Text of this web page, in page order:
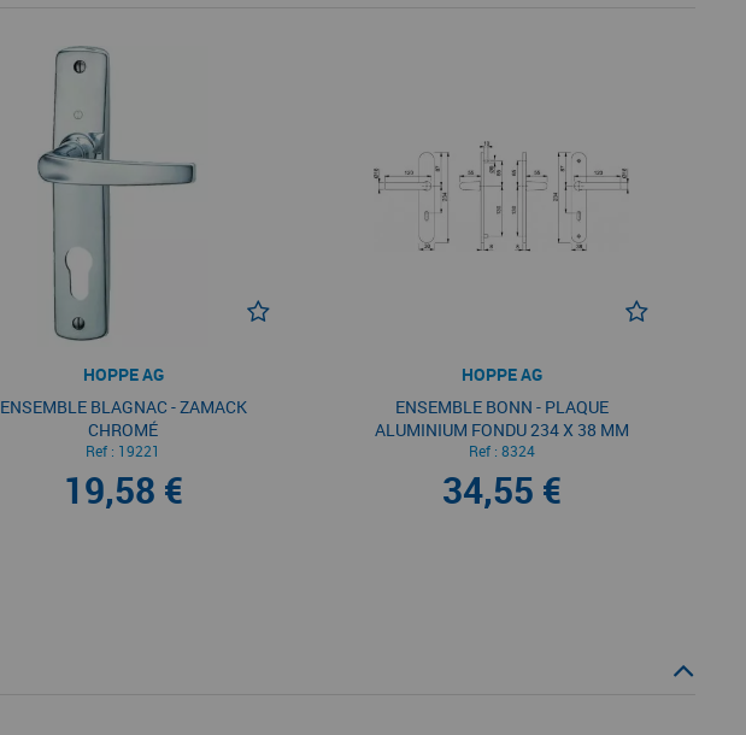
HOPPE AG
ENSEMBLE BLAGNAC - ZAMACK
CHROMÉ
Ref : 19221
19,58 €
HOPPE AG
ENSEMBLE BONN - PLAQUE
ALUMINIUM FONDU 234 X 38 MM
ENTRAXE DE FIXATION 195 MM
Ref : 8324
34,55 €